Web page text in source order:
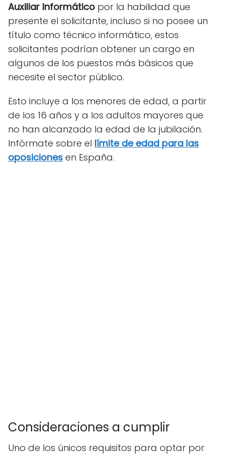
Auxiliar Informático por la habilidad que
presente el solicitante, incluso si no posee un
título como técnico informático, estos
solicitantes podrían obtener un cargo en
algunos de los puestos más básicos que
necesite el sector público.
Esto incluye a los menores de edad, a partir
de los 16 años y a los adultos mayores que
no han alcanzado la edad de la jubilación.
Infórmate sobre el límite de edad para las
oposiciones en España.
Consideraciones a cumplir
Uno de los únicos requisitos para optar por